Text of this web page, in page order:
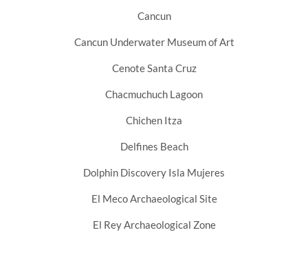
Cancun
Cancun Underwater Museum of Art
Cenote Santa Cruz
Chacmuchuch Lagoon
Chichen Itza
Delfines Beach
Dolphin Discovery Isla Mujeres
El Meco Archaeological Site
El Rey Archaeological Zone